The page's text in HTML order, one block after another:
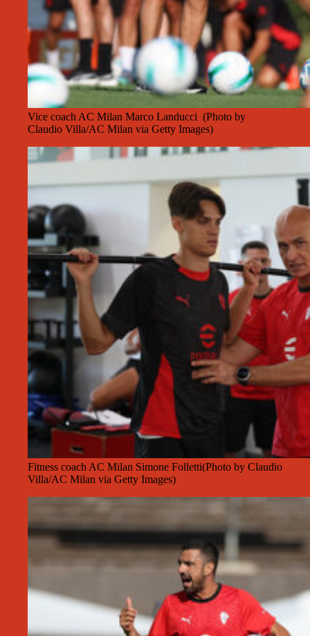
Vice coach AC Milan Marco Landucci (Photo by
Claudio Villa/AC Milan via Getty Images)
Fitness coach AC Milan Simone Folletti(Photo by Claudio
Villa/AC Milan via Getty Images)